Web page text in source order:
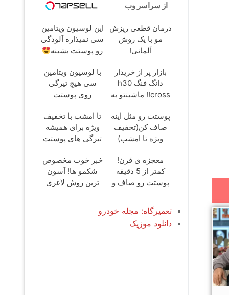
از سراسر وب
درمان قطعی ریزش
مو با یک روش
آلمانی!
این لوسیون ویتامین
سی نمیذاره آلودگی
رو پوستت بشینه
بازار پر از خریدار
دانگ فنگ h30
cross!! ماشینتو به
با لوسیون ویتامین
سی هیچ تیرگی
روی پوستت
پوستت رو مثل اینه
صاف کن(تخفیف
ویژه تا امشب)
تا امشب با تخفیف
ویژه برای همیشه
تیرگی های پوستت
معجزه ی قرن!
کمتر از 5 دقیقه
پوستت رو صاف و
خبر خوب مخصوص
شکمو ها! آسون
ترین روش لاغری
تعمیرگاه: مجله خودرو
دانلود موزیک